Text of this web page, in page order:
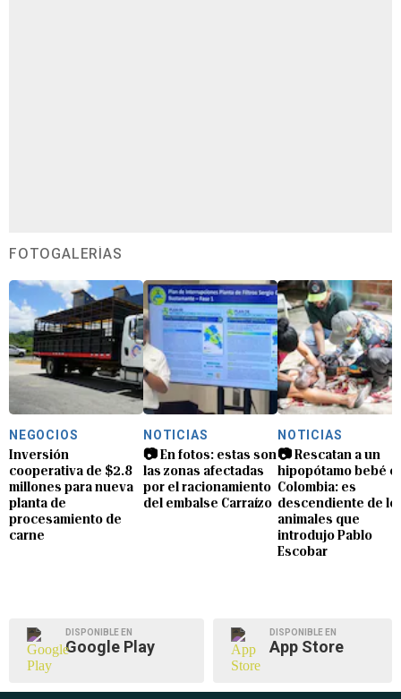
FOTOGALERÍAS
NEGOCIOS
Inversión
cooperativa de $2.8
millones para nueva
planta de
procesamiento de
carne
NOTICIAS
📷 En fotos: estas son
las zonas afectadas
por el racionamiento
del embalse Carraízo
NOTICIAS
📷 Rescatan a un
hipopótamo bebé
Colombia: es
descendiente de
animales que
introdujo Pablo
Escobar
DISPONIBLE EN
Google Play
DISPONIBLE EN
App Store